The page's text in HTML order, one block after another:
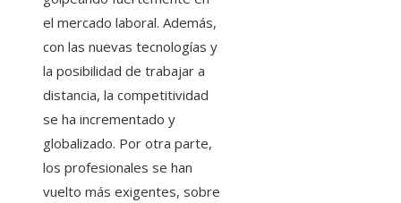
el mercado laboral. Además,
con las nuevas tecnologías y
la posibilidad de trabajar a
distancia, la competitividad
se ha incrementado y
globalizado. Por otra parte,
los profesionales se han
vuelto más exigentes, sobre